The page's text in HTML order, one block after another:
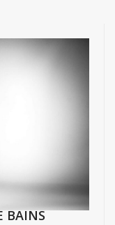
BAINS